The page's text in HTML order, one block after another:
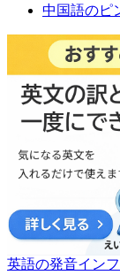
中国語のピ
英語の発音イン